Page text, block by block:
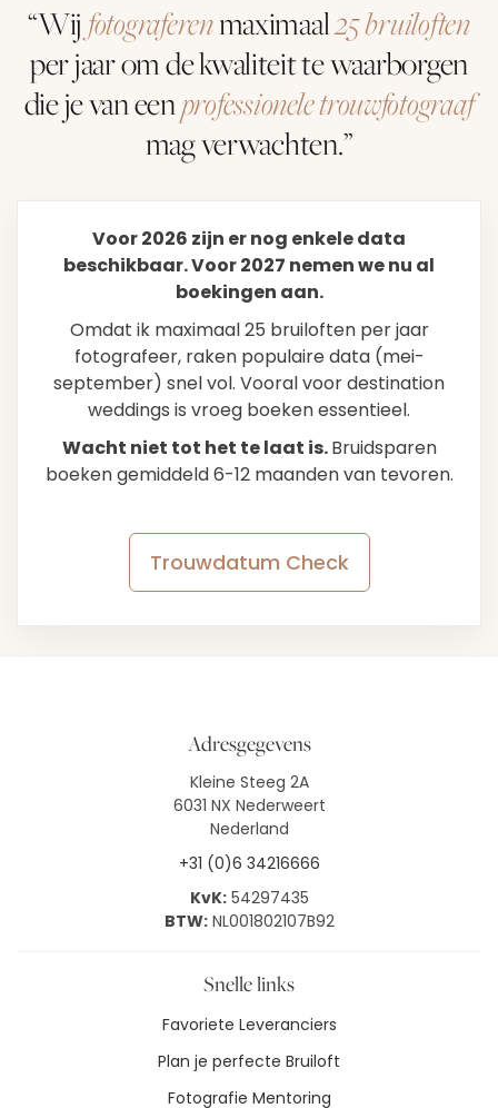
“Wij fotograferenmaximaal25 bruiloften
per jaar om de kwaliteit te waarborgen
die je van eenprofessionele trouwfotograaf
mag verwachten.”
Voor 2026 zijn er nog enkele data
beschikbaar. Voor 2027 nemen we nu al
boekingen aan.
Omdat ik maximaal 25 bruiloften per jaar
fotografeer, raken populaire data (mei-
september) snel vol. Vooral voor destination
weddings is vroeg boeken essentieel.
Wacht niet tot het te laat is.Bruidsparen
boeken gemiddeld 6-12 maanden van tevoren.
Trouwdatum Check
Adresgegevens
Kleine Steeg 2A
6031 NX Nederweert
Nederland
+31 (0)6 34216666
KvK:54297435
BTW:NL001802107B92
Snelle links
Favoriete Leveranciers
Plan je perfecte Bruiloft
Fotografie Mentoring